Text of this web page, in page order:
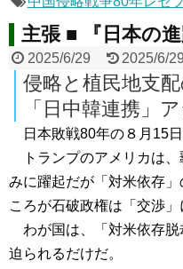
主張 ■ 『日本の
2025/6/29 2025/6/29
侵略と植民地支
「日中韓連携」
日本敗戦80年の８月15日
トランプのアメリカは、
みに躍起だが「対米依存
ころが石破政権は「交渉」
わが国は、「対米依存脱
迫られるだけだ。